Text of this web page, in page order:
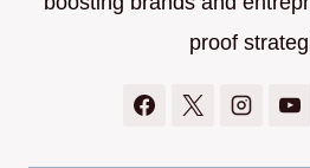
proof